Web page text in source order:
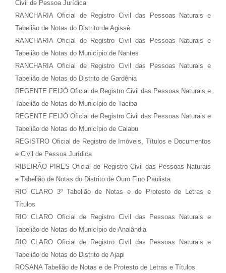
Civil de Pessoa Jurídica
RANCHARIA Oficial de Registro Civil das Pessoas Naturais e
Tabelião de Notas do Distrito de Agissê
RANCHARIA Oficial de Registro Civil das Pessoas Naturais e
Tabelião de Notas do Município de Nantes
RANCHARIA Oficial de Registro Civil das Pessoas Naturais e
Tabelião de Notas do Distrito de Gardênia
REGENTE FEIJÓ Oficial de Registro Civil das Pessoas Naturais e
Tabelião de Notas do Município de Taciba
REGENTE FEIJÓ Oficial de Registro Civil das Pessoas Naturais e
Tabelião de Notas do Município de Caiabu
REGISTRO Oficial de Registro de Imóveis, Títulos e Documentos
e Civil de Pessoa Jurídica
RIBEIRÃO PIRES Oficial de Registro Civil das Pessoas Naturais
e Tabelião de Notas do Distrito de Ouro Fino Paulista
RIO CLARO 3º Tabelião de Notas e de Protesto de Letras e
Títulos
RIO CLARO Oficial de Registro Civil das Pessoas Naturais e
Tabelião de Notas do Município de Analândia
RIO CLARO Oficial de Registro Civil das Pessoas Naturais e
Tabelião de Notas do Distrito de Ajapi
ROSANA Tabelião de Notas e de Protesto de Letras e Títulos